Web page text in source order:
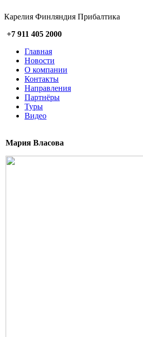
Карелия Финляндия Прибалтика
+7 911 405 2000
Главная
Новости
О компании
Контакты
Направления
Партнёры
Туры
Видео
Мария Власова